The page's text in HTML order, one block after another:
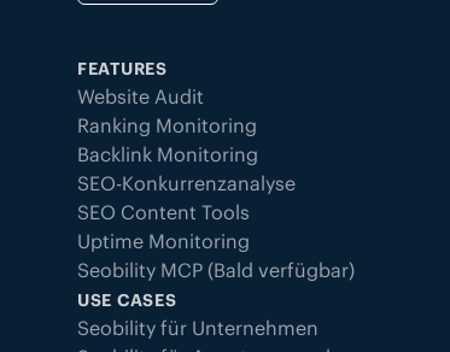
FEATURES
Website Audit
Ranking Monitoring
Backlink Monitoring
SEO-Konkurrenzanalyse
SEO Content Tools
Uptime Monitoring
Seobility MCP (Bald verfügbar)
USE CASES
Seobility für Unternehmen